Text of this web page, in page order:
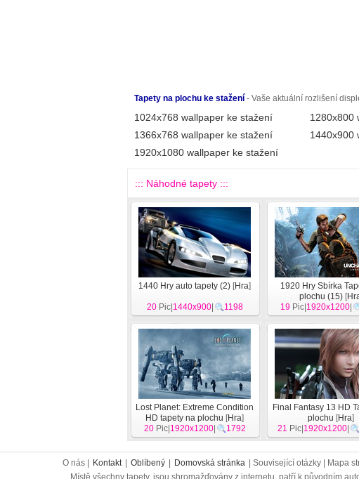
Tapety na plochu ke stažení - Vaše aktuální rozlišení
1024x768 wallpaper ke stažení 1280x800
1366x768 wallpaper ke stažení
1440x900
1920x1080 wallpaper ke stažení
::: Náhodné tapety :::
1440 Hry auto tapety (2) [Hra]
20Pic| 1440x900| 1198
1920 Hry Sbírka
plochu (15)[
19Pic| 1920x1200|
Lost Planet: Extreme Condition
HD tapety na plochu [Hra]
20Pic| 1920x1200| 1792
Final Fantasy 13 HD
plochu [Hra]
21 Pic| 1920x1200
O nás | Kontakt Oblíbený Domovská stránka | Související otázky | Mapa
Místě všechny tapety, jsou shromažďovány z internetu, patří k původním